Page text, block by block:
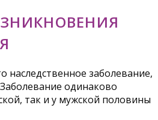
наследственное заболевание,
одинаково
так и у мужской половины